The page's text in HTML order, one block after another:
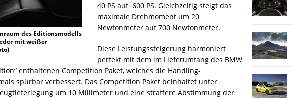
des Editionsmodells
mit weißer
40 PS auf 600 PS. Gleichzeitig steigt das
maximale Drehmoment um 20
Newtonmeter auf 700 Newtonmeter.
Diese Leistungssteigerung harmoniert
perfekt mit dem im Lieferumfang des BMW
enthaltenen Competition Paket, welches die Handling-
spürbar verbessert. Das Competition Paket beinhaltet unter
um 10 Millimeter und eine straffere Abstimmung der